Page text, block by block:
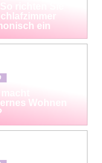
richten Sie
ein
Wohnen